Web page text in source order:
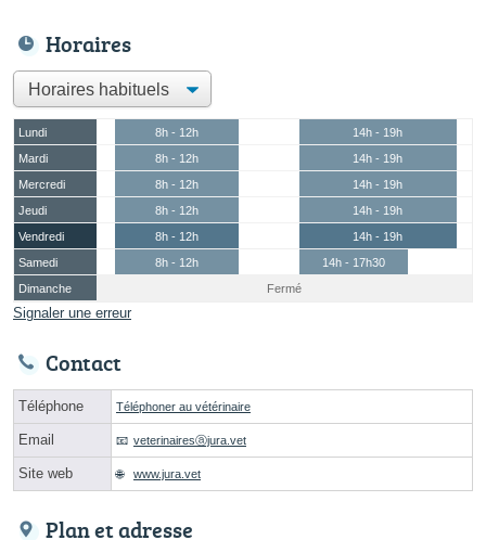
Horaires
Lundi 8h - 12h
14h - 19h
Mardi
8h - 12h
14h - 19h
Mercredi
8h - 12h
14h - 19h
Jeudi
8h - 12h
14h - 19h
Vendredi
8h - 12h
14h - 19h
Samedi
8h - 12h
14h - 17h30
Dimanche
Fermé
Signaler une erreur
Contact
Téléphone Téléphoner au vétérinaire
Email veterinairesⓐjura.vet
Site web www.jura.vet
Plan et adresse